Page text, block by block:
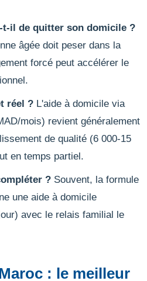
t-il de quitter son domicile ?
âgée doit peser dans la
forcé peut accélérer le
réel ? L'aide à domicile via
mois) revient généralement
de qualité (6 000-15
en temps partiel.
? Souvent, la formule
une aide à domicile
avec le relais familial le
: le meilleur